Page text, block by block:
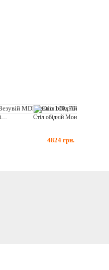
Стіл обідній Везувій MDF Justin 100х70 Сірий
4824 грн.